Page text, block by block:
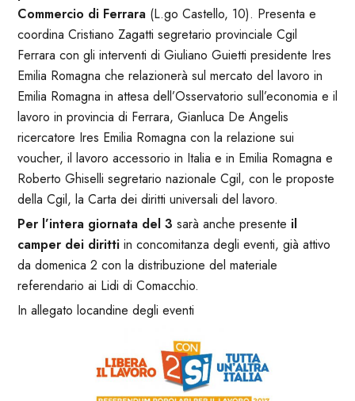
Commercio di Ferrara(L.go Castello, 10). Presenta e
coordina Cristiano Zagatti segretario provinciale Cgil
Ferrara con gli interventi di Giuliano Guietti presidente Ires
Emilia Romagna che relazionerà sul mercato del lavoro in
Emilia Romagna in attesa dell’Osservatorio sull’economia e il
lavoro in provincia di Ferrara, Gianluca De Angelis
ricercatore Ires Emilia Romagna con la relazione sui
voucher, il lavoro accessorio in Italia e in Emilia Romagna e
Roberto Ghiselli segretario nazionale Cgil, con le proposte
della Cgil, la Carta dei diritti universali del lavoro.
Per l’intera giornata del 3 sarà anche presente il
camper dei dirittiin concomitanza degli eventi, già attivo
da domenica 2 con la distribuzione del materiale
referendario ai Lidi di Comacchio.
In allegato locandine degli eventi